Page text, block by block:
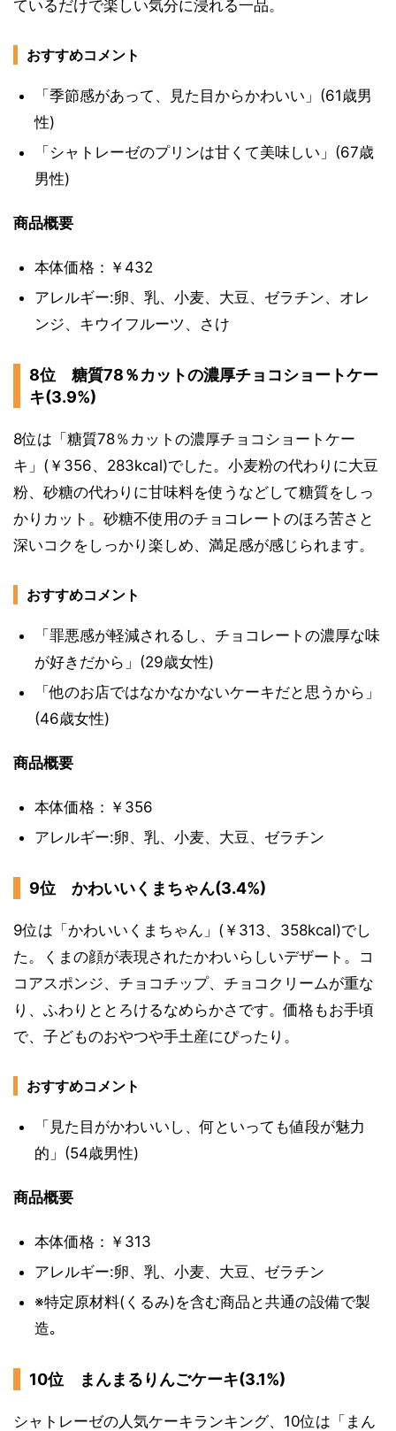
ているだけで楽しい気分に浸れる一品。
おすすめコメント
「季節感があって、見た目からかわいい」(61歳男
性)
「シャトレーゼのプリンは甘くて美味しい」(67歳
男性)
商品概要
本体価格：￥432
アレルギー:卵、乳、小麦、大豆、ゼラチン、オレ
ンジ、キウイフルーツ、さけ
8位 糖質78％カットの濃厚チョコショートケー
キ(3.9%)
8位は「糖質78％カットの濃厚チョコショートケー
キ」(￥356、283kcal)でした。小麦粉の代わりに大豆
粉、砂糖の代わりに甘味料を使うなどして糖質をしっ
かりカット。砂糖不使用のチョコレートのほろ苦さと
深いコクをしっかり楽しめ、満足感が感じられます。
おすすめコメント
「罪悪感が軽減されるし、チョコレートの濃厚な味
が好きだから」(29歳女性)
「他のお店ではなかなかないケーキだと思うから」
(46歳女性)
商品概要
本体価格：￥356
アレルギー:卵、乳、小麦、大豆、ゼラチン
9位 かわいいくまちゃん(3.4%)
9位は「かわいいくまちゃん」(￥313、358kcal)でし
た。くまの顔が表現されたかわいらしいデザート。コ
コアスポンジ、チョコチップ、チョコクリームが重な
り、ふわりととろけるなめらかさです。価格もお手頃
で、子どものおやつや手土産にぴったり。
おすすめコメント
「見た目がかわいいし、何といっても値段が魅力
的」(54歳男性)
商品概要
本体価格：￥313
アレルギー:卵、乳、小麦、大豆、ゼラチン
※特定原材料(くるみ)を含む商品と共通の設備で製
造｡
10位 まんまるりんごケーキ(3.1%)
シャトレーゼの人気ケーキランキング、10位は「まん